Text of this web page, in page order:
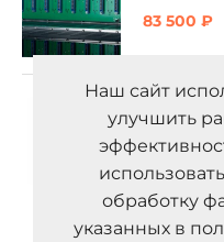
83 500 ₽
Rupert
₽
Наш сайт
улучшить
обработку
указанных в